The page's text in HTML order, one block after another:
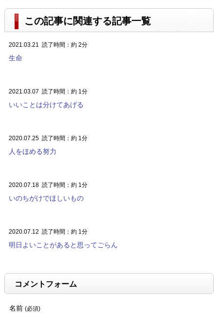
この記事に関連する記事一覧
2021.03.21 読了時間：約 2分
生命
2021.03.07 読了時間：約 1分
いいことは分けてあげる
2020.07.25 読了時間：約 1分
人をほめる努力
2020.07.18 読了時間：約 1分
いのちがけでほしいもの
2020.07.12 読了時間：約 1分
明日よいことがあると思ってごらん
コメントフォーム
名前 (必須)